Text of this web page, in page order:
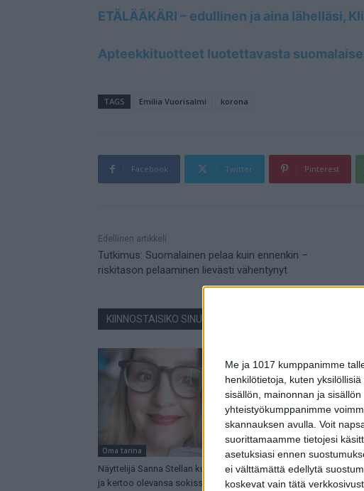
Me ja 1017 kumppanimme
henkilötietoja, kuten
sisällön, mainonnan ja
yhteistyökumppanimme
skannauksen avulla. Voit
suorittamaamme tietojesi
asetuksiasi ennen
ei välttämättä edellytä
koskevat vain tätä
ETÄLÄÄKÄRI – edullinen ja aina lähelläsi,
Apteekkituotteet luotettavasta
TAGS Emilia Vuorisalmi korona
Facebook Twitter Pinterest
Mainos
Edellinen artikkeli
Tutkimus: Suomalainen pelaa kuin ennenkin –
riskitason pelaaminen lievästi vähentynyt
KIINNOSTAISIKO SINUA NÄMÄ JUTUT?
Oma tarina
Näyttelijä Sanna Stellan kuuli uutiset
ja kertoo olevansa sokissa: Syöpä!
Oma tarina
Sanna Stellanilla
ehti juuri toipua